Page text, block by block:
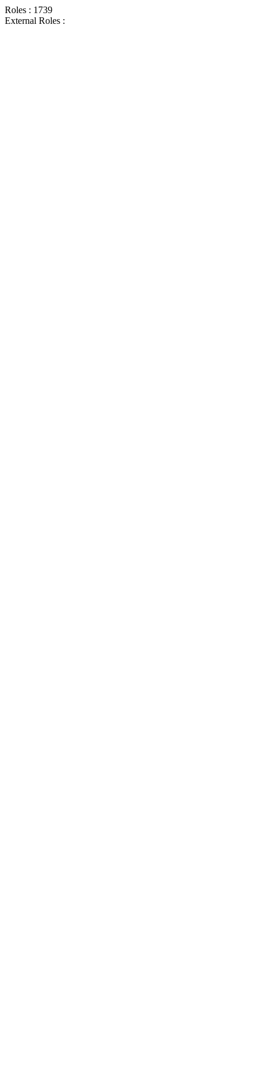
Roles : 1739
External Roles :